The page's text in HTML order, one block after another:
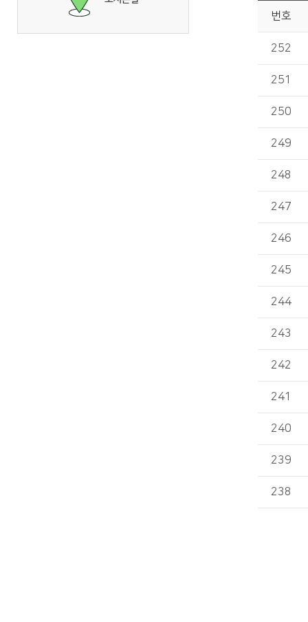
번호
252
251
250
249
248
247
246
245
244
243
242
241
240
239
238